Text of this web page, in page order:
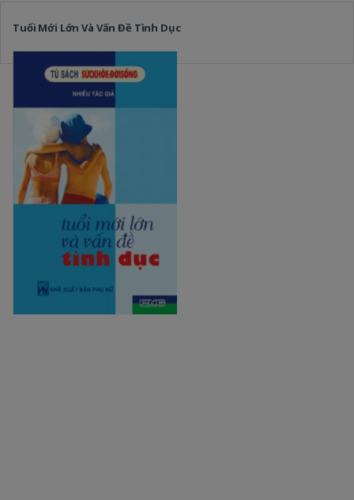
Tuổi Mới Lớn Và Vấn Đề Tình Dục